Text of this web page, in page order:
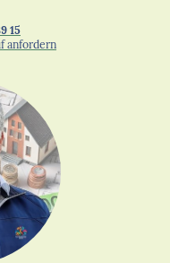
15
anfordern